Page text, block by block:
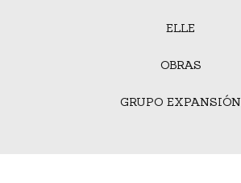
ELLE
OBRAS
GRUPO EXPANSIÓN